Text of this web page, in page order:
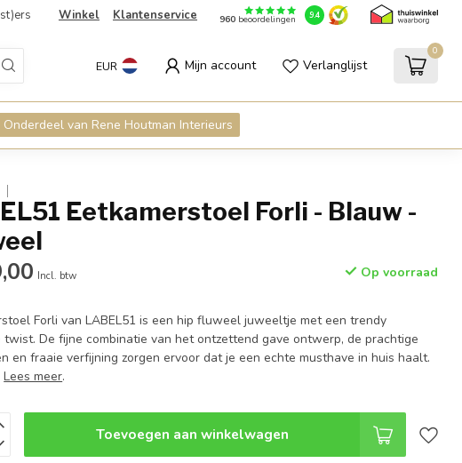
Winkel Klantenservice 960beoordelingen 9.4
EUR Mijn account Verlanglijst
0
Onderdeel van Rene Houtman Interieurs
Eetkamerstoel Forli - Blauw -
Incl. btw Op voorraad
Forli van LABEL51 is een hip fluweel juweeltje met een trendy
twist. De fijne combinatie van het ontzettend gave ontwerp, de prachtige
en fraaie verfijning zorgen ervoor dat je een echte musthave in huis haalt.
Lees meer.
Toevoegen aan winkelwagen